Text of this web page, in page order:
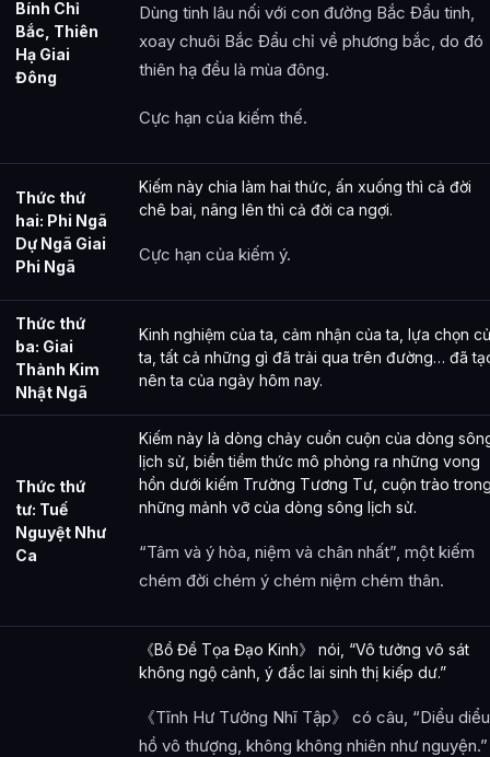
Bính Chỉ
Bắc, Thiên
Hạ Giai
Đông
Dùng tinh lâu nối với con đường Bắc Đẩu tinh,
xoay chuôi Bắc Đẩu chỉ về phương bắc, do đó
thiên hạ đều là mùa đông.
Cực hạn của kiếm thế.
Thức thứ
hai: Phi Ngã
Dự Ngã Giai
Phi Ngã
Kiếm này chia làm hai thức, ấn xuống thì cả đời
chê bai, nâng lên thì cả đời ca ngợi.
Cực hạn của kiếm ý.
Thức thứ
ba: Giai
Thành Kim
Nhật Ngã
Kinh nghiệm của ta, cảm nhận của ta, lựa chọn
ta, tất cả những gì đã trải qua trên đường… đã
nên ta của ngày hôm nay.
Thức thứ
tư: Tuế
Nguyệt Như
Ca
Kiếm này là dòng chảy cuồn cuộn của dòng
lịch sử, biển tiềm thức mô phỏng ra những vong
hồn dưới kiếm Trường Tương Tư, cuộn trào
những mảnh vỡ của dòng sông lịch sử.
“Tâm và ý hòa, niệm và chân nhất”, một kiếm
chém đời chém ý chém niệm chém thân.
《Bồ Đề Tọa Đạo Kinh》 nói, “Vô tưởng vô sát
không ngộ cảnh, ý đắc lai sinh thị kiếp dư.”
《Tĩnh Hư Tưởng Nhĩ Tập》 có câu, “Diểu diểu
hồ vô thượng, không không nhiên như nguyện.”